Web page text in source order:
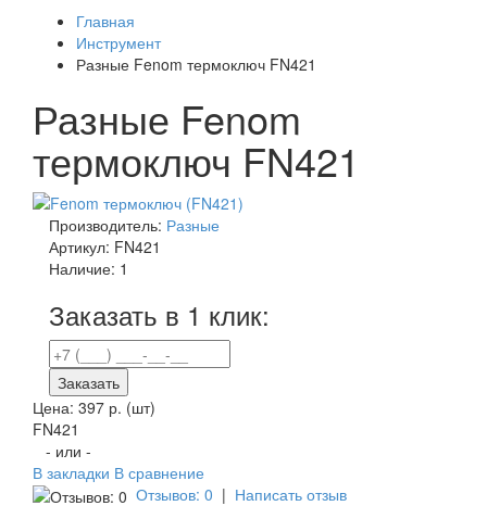
Главная
Инструмент
Разные Fenom термоключ FN421
Разные Fenom
термоключ FN421
Производитель: Разные
Артикул: FN421
Наличие: 1
Заказать в 1 клик:
Заказать
Цена: 397 р. (шт)
FN421
- или -
В закладки В сравнение
Отзывов: 0 | Написать отзыв